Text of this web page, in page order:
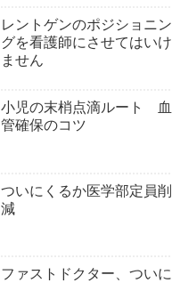
レントゲンのポジショニン
グを看護師にさせてはいけ
ません
小児の末梢点滴ルート 血
管確保のコツ
ついにくるか医学部定員削
減
ファストドクター、ついに